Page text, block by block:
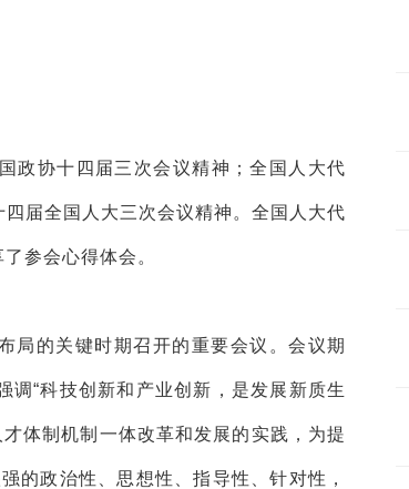
政协十四届三次会议精神；全国人大代
届全国人大三次会议精神。全国人大代
参会心得体会。
局的关键时期召开的重要会议。会议期
“科技创新和产业创新，是发展新质生
体制机制一体改革和发展的实践，为提
的政治性、思想性、指导性、针对性，